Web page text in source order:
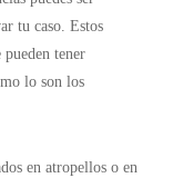
tu caso. Estos
pueden tener
lo son los
en atropellos o en